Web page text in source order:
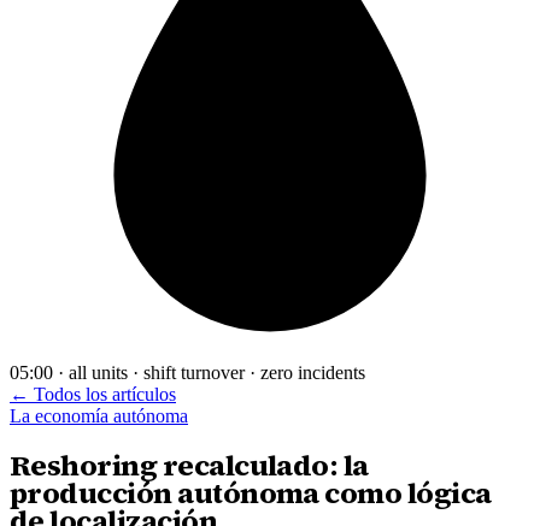
05:00 · all units · shift turnover · zero incidents
← Todos los artículos
La economía autónoma
Reshoring recalculado: la
producción autónoma como lógica